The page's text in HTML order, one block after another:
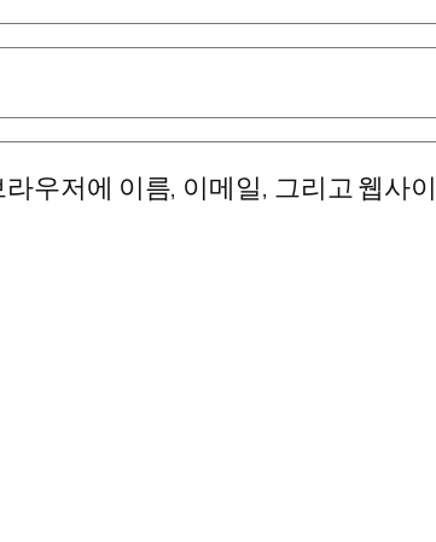
우저에 이름, 이메일, 그리고 웹사